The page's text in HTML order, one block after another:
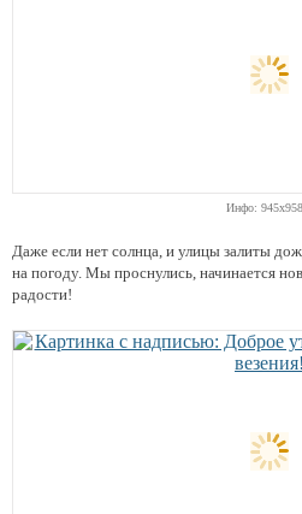
Инфо:
Даже если нет солнца, и улицы залиты
на погоду. Мы проснулись, начинается
радости!